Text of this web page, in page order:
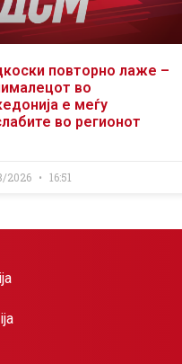
повторно лаже –
во
е меѓу
во регионот
2026 16:51